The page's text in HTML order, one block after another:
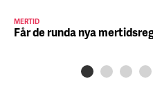
MERTID
Får de runda nya